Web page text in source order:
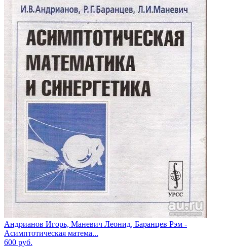
Андрианов Игорь, Маневич Леонид, Баранцев Рэм -
Асимптотическая матема...
600 руб.